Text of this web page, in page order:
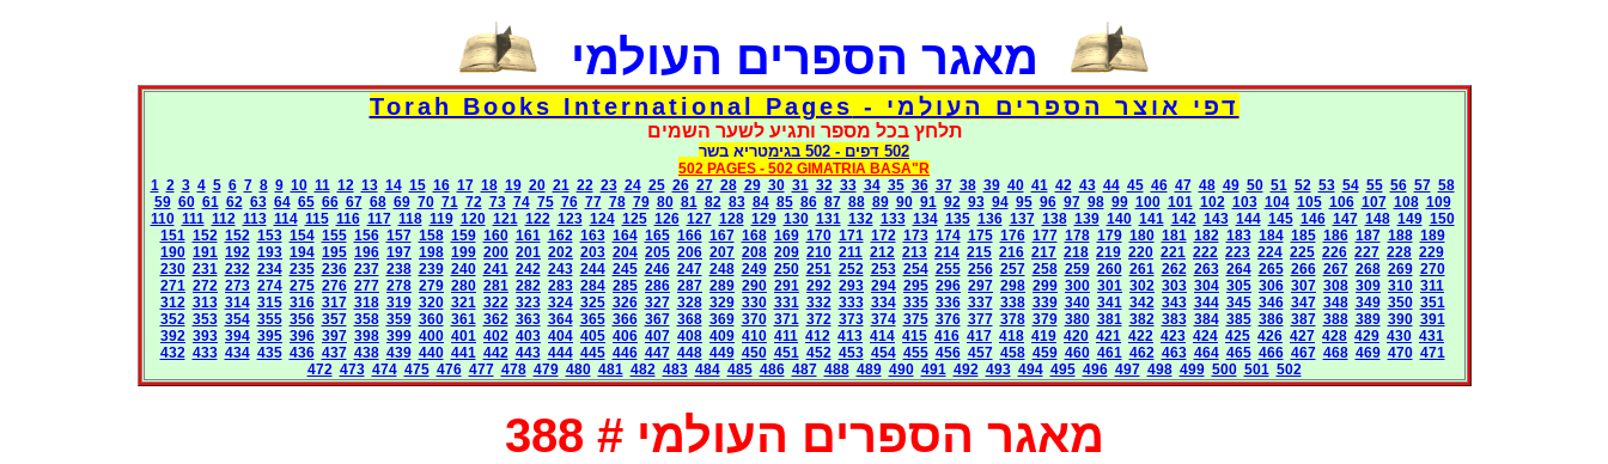
מאגר הספרים העולמי
דפי אוצר הספרים העולמי - Torah Books International Pages
תלחץ בכל מספר ותגיע לשער השמים
502 דפים - 502 בגימטריא בשר
502 PAGES - 502 GIMATRIA BASA"R
1 2 3 4 5 6 7 8 9 10 11 12 13 14 15 16 17 18 19 20 21 22 23 24 25 26 27 28 29 30 31 32 33 34 35 36 37 38 39 40 41 42 43 44 45 46 47 48 49 50 51 52 53 54 55 56 57 58
59 60 61 62 63 64 65 66 67 68 69 70 71 72 73 74 75 76 77 78 79 80 81 82 83 84 85 86 87 88 89 90 91 92 93 94 95 96 97 98 99 100 101 102 103 104 105 106 107 108 109
110 111 112 113 114 115 116 117 118 119 120 121 122 123 124 125 126 127 128 129 130 131 132 133 134 135 136 137 138 139 140 141 142 143 144 145 146 147 148 149 150
151 152 152 153 154 155 156 157 158 159 160 161 162 163 164 165 166 167 168 169 170 171 172 173 174 175 176 177 178 179 180 181 182 183 184 185 186 187 188 189
190 191 192 193 194 195 196 197 198 199 200 201 202 203 204 205 206 207 208 209 210 211 212 213 214 215 216 217 218 219 220 221 222 223 224 225 226 227 228 229
230 231 232 234 235 236 237 238 239 240 241 242 243 244 245 246 247 248 249 250 251 252 253 254 255 256 257 258 259 260 261 262 263 264 265 266 267 268 269 270
271 272 273 274 275 276 277 278 279 280 281 282 283 284 285 286 287 289 290 291 292 293 294 295 296 297 298 299 300 301 302 303 304 305 306 307 308 309 310 311
312 313 314 315 316 317 318 319 320 321 322 323 324 325 326 327 328 329 330 331 332 333 334 335 336 337 338 339 340 341 342 343 344 345 346 347 348 349 350 351
352 353 354 355 356 357 358 359 360 361 362 363 364 365 366 367 368 369 370 371 372 373 374 375 376 377 378 379 380 381 382 383 384 385 386 387 388 389 390 391
392 393 394 395 396 397 398 399 400 401 402 403 404 405 406 407 408 409 410 411 412 413 414 415 416 417 418 419 420 421 422 423 424 425 426 427 428 429 430 431
432 433 434 435 436 437 438 439 440 441 442 443 444 445 446 447 448 449 450 451 452 453 454 455 456 457 458 459 460 461 462 463 464 465 466 467 468 469 470 471
472 473 474 475 476 477 478 479 480 481 482 483 484 485 486 487 488 489 490 491 492 493 494 495 496 497 498 499 500 501 502
מאגר הספרים העולמי # 388